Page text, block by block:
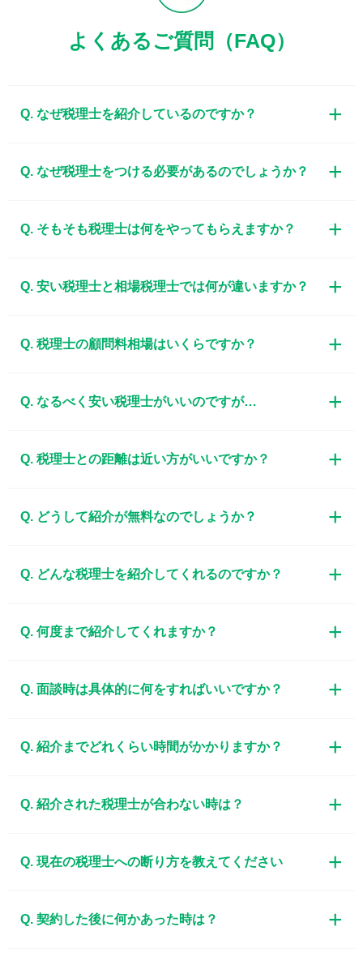
よくあるご質問（FAQ）
Q. なぜ税理士を紹介しているのですか？
Q. なぜ税理士をつける必要があるのでしょうか？
Q. そもそも税理士は何をやってもらえますか？
Q. 安い税理士と相場税理士では何が違いますか？
Q. 税理士の顧問料相場はいくらですか？
Q. なるべく安い税理士がいいのですが…
Q. 税理士との距離は近い方がいいですか？
Q. どうして紹介が無料なのでしょうか？
Q. どんな税理士を紹介してくれるのですか？
Q. 何度まで紹介してくれますか？
Q. 面談時は具体的に何をすればいいですか？
Q. 紹介までどれくらい時間がかかりますか？
Q. 紹介された税理士が合わない時は？
Q. 現在の税理士への断り方を教えてください
Q. 契約した後に何かあった時は？